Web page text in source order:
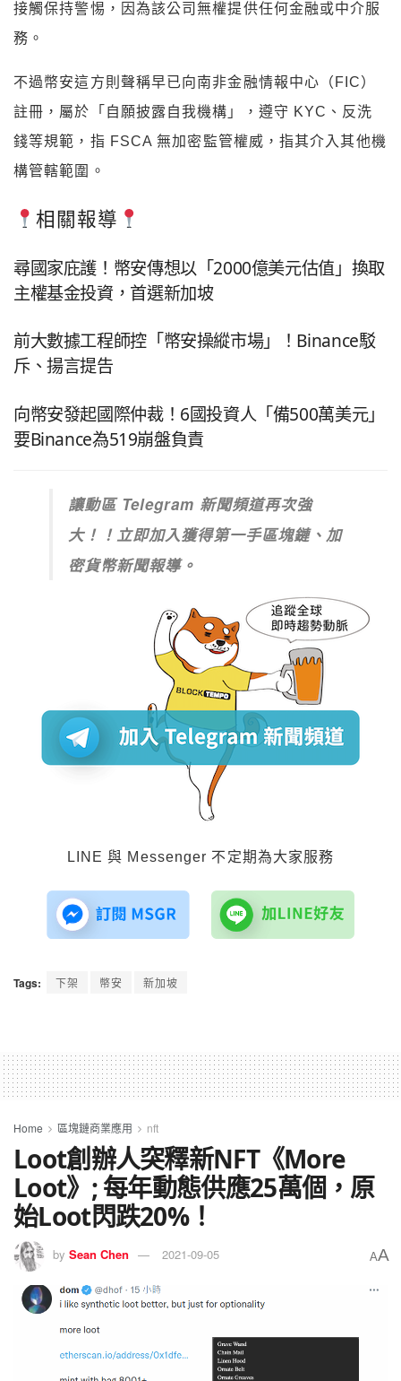
接觸保持警惕，因為該公司無權提供任何金融或中介服
務。
不過幣安這方則聲稱早已向南非金融情報中心（FIC）
註冊，屬於「自願披露自我機構」，遵守 KYC、反洗
錢等規範，指 FSCA 無加密監管權威，指其介入其他機
構管轄範圍。
相關報導
尋國家庇護！幣安傳想以「2000億美元估值」換取
主權基金投資，首選新加坡
前大數據工程師控「幣安操縱市場」！Binance駁
斥、揚言提告
向幣安發起國際仲裁！6國投資人「備500萬美元」
要Binance為519崩盤負責
讓動區 Telegram 新聞頻道再次強
大！！立即加入獲得第一手區塊鏈、加
密貨幣新聞報導。
LINE 與 Messenger 不定期為大家服務
Tags: 下架 幣安 新加坡
Home 區塊鏈商業應用 nft
Loot創辦人突釋新NFT《More
Loot》; 每年動態供應25萬個，原
始Loot閃跌20%！
by Sean Chen 2021-09-05 AA